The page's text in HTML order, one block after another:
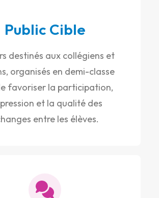
Public Cible
destinés aux collégiens et
organisés en demi-classe
favoriser la participation,
et la qualité des
entre les élèves.